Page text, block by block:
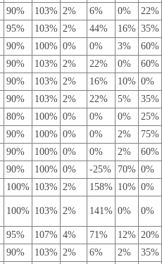
90% 103% 2% 6% 0%
22%
95% 103% 2% 44% 16% 35%
90% 100% 0% 0% 3%
60%
90% 103% 2% 22% 0%
60%
90% 103% 2% 16% 10% 0%
90% 103% 2% 22% 5%
35%
80% 100% 0% 0% 0%
25%
90% 100% 0% 0% 2%
75%
90% 100% 0% 0% 2%
60%
90% 100% 0% -25% 70% 0%
100% 103% 2% 158% 10% 0%
100% 103% 2% 141% 0% 0%
95% 107% 4% 71% 12% 20%
90% 103% 2% 6% 2%
35%